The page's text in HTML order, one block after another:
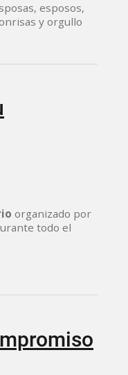
esposos,
y orgullo
organizado por
todo el